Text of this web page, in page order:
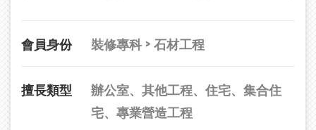
會員身份 裝修專科 > 石材工程
擅長類型
辦公室、其他工程、住宅、集合住
宅、專業營造工程